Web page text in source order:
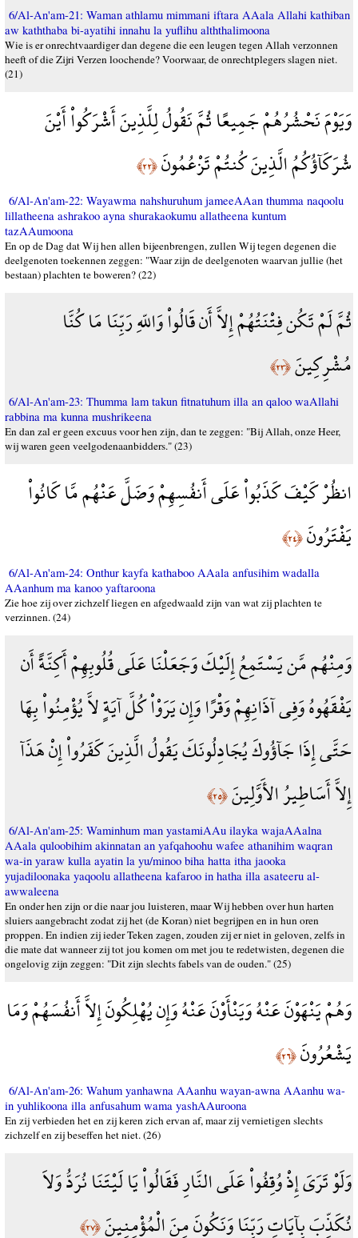
6/Al-An'am-21: Waman athlamu mimmani iftara AAala Allahi kathiban
aw kaththaba bi-ayatihi innahu la yuflihu alththalimoona
Wie is er onrechtvaardiger dan degene die een leugen tegen Allah verzonnen
heeft of die Zijri Verzen loochende? Voorwaar, de onrechtplegers slagen niet.
(21)
وَيَوْمَ نَحْشُرُهُمْ جَمِيعًا ثُمَّ نَقُولُ لِلَّذِينَ أَشْرَكُواْ أَيْنَ
شُرَكَآؤُكُمُ الَّذِينَ كُنتُمْ تَزْعُمُونَ﴿٢٢﴾
6/Al-An'am-22: Wayawma nahshuruhum jameeAAan thumma naqoolu
lillatheena ashrakoo ayna shurakaokumu allatheena kuntum
tazAAumoona
En op de Dag dat Wij hen allen bijeenbrengen, zullen Wij tegen degenen die
deelgenoten toekennen zeggen: "Waar zijn de deelgenoten waarvan jullie (het
bestaan) plachten te boweren? (22)
ثُمَّ لَمْ تَكُن فِتْنَتُهُمْ إِلاَّ أَن قَالُواْ وَاللّهِ رَبِّنَا مَا كُنَّا
مُشْرِكِينَ﴿٢٣﴾
6/Al-An'am-23: Thumma lam takun fitnatuhum illa an qaloo waAllahi
rabbina ma kunna mushrikeena
En dan zal er geen excuus voor hen zijn, dan te zeggen: "Bij Allah, onze Heer,
wij waren geen veelgodenaanbidders." (23)
انظُرْ كَيْفَ كَذَبُواْ عَلَى أَنفُسِهِمْ وَضَلَّ عَنْهُم مَّا كَانُواْ
يَفْتَرُونَ﴿٢٤﴾
6/Al-An'am-24: Onthur kayfa kathaboo AAala anfusihim wadalla
AAanhum ma kanoo yaftaroona
Zie hoe zij over zichzelf liegen en afgedwaald zijn van wat zij plachten te
verzinnen. (24)
وَمِنْهُم مَّن يَسْتَمِعُ إِلَيْكَ وَجَعَلْنَا عَلَى قُلُوبِهِمْ أَكِنَّةً أَن
يَفْقَهُوهُ وَفِي آذَانِهِمْ وَقْرًا وَإِن يَرَوْاْ كُلَّ آيَةٍ لاَّ يُؤْمِنُواْ بِهَا
حَتَّى إِذَا جَآؤُوكَ يُجَادِلُونَكَ يَقُولُ الَّذِينَ كَفَرُواْ إِنْ هَذَآ
إِلاَّ أَسَاطِيرُ الأَوَّلِينَ﴿٢٥﴾
6/Al-An'am-25: Waminhum man yastamiAAu ilayka wajaAAalna
AAala quloobihim akinnatan an yafqahoohu wafee athanihim waqran
wa-in yaraw kulla ayatin la yu/minoo biha hatta itha jaooka
yujadiloonaka yaqoolu allatheena kafaroo in hatha illa asateeru al-
awwaleena
En onder hen zijn or die naar jou luisteren, maar Wij hebben over hun harten
sluiers aangebracht zodat zij het (de Koran) niet begrijpen en in hun oren
proppen. En indien zij ieder Teken zagen, zouden zij er niet in geloven, zelfs in
die mate dat wanneer zij tot jou komen om met jou te redetwisten, degenen die
ongelovig zijn zeggen: "Dit zijn slechts fabels van de ouden." (25)
وَهُمْ يَنْهَوْنَ عَنْهُ وَيَنْأَوْنَ عَنْهُ وَإِن يُهْلِكُونَ إِلاَّ أَنفُسَهُمْ وَمَا
يَشْعُرُونَ﴿٢٦﴾
6/Al-An'am-26: Wahum yanhawna AAanhu wayan-awna AAanhu wa-
in yuhlikoona illa anfusahum wama yashAAuroona
En zij verbieden het en zij keren zich ervan af, maar zij vernietigen slechts
zichzelf en zij beseffen het niet. (26)
وَلَوْ تَرَىَ إِذْ وُقِفُواْ عَلَى النَّارِ فَقَالُواْ يَا لَيْتَنَا نُرَدُّ وَلاَ
نُكَذِّبَ بِآيَاتِ رَبِّنَا وَنَكُونَ مِنَ الْمُؤْمِنِينَ﴿٢٧﴾